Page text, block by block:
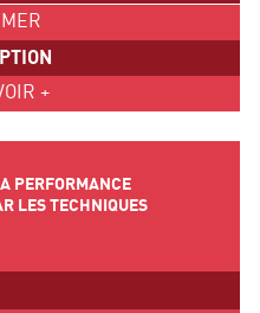
+
PERFORMANCE
LES TECHNIQUES